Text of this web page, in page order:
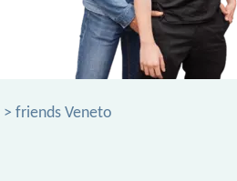
> friends Veneto